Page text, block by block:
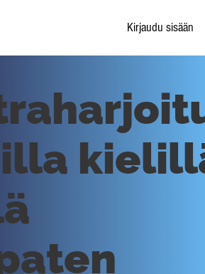
Kirjaudu sisään